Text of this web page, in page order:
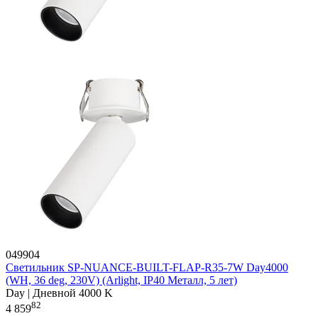
049904
Светильник SP-NUANCE-BUILT-FLAP-R35-7W Day4000
(WH, 36 deg, 230V) (Arlight, IP40 Металл, 5 лет)
Day | Дневной 4000 K
4 85982